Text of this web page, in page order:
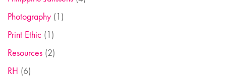
Photography (1)
Print Ethic (1)
Resources (2)
RH (6)